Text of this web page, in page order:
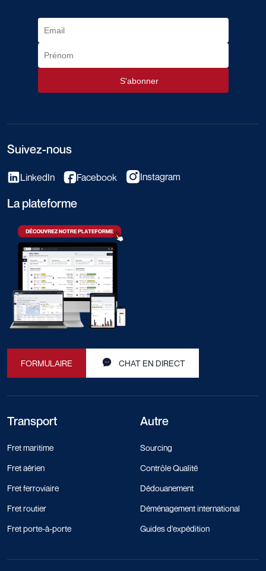
Suivez-nous
LinkedIn Facebook Instagram
La plateforme
FORMULAIRE CHAT EN DIRECT
Transport
Fret maritime
Fret aérien
Fret ferroviaire
Fret routier
Fret porte-à-porte
Autre
Sourcing
Contrôle Qualité
Dédouanement
Déménagement international
Guides d'expédition